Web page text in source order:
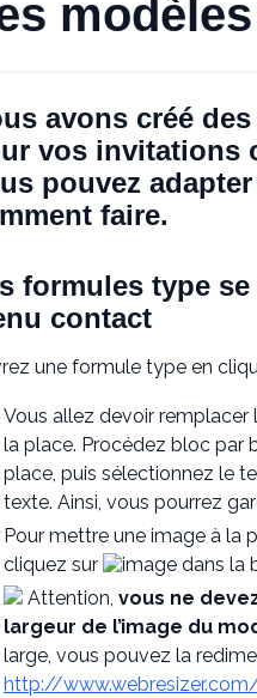
avons créé
vos invitations
pouvez
faire.
formules type
contact
une formule type en
Vous allez devoir
la place. Procédez bloc par
place, puis sélectionnez le
texte. Ainsi, vous pourrez
Pour mettre une image à la
cliquez sur
dans la
Attention, vous ne
largeur de l’image du
large, vous pouvez la
http://